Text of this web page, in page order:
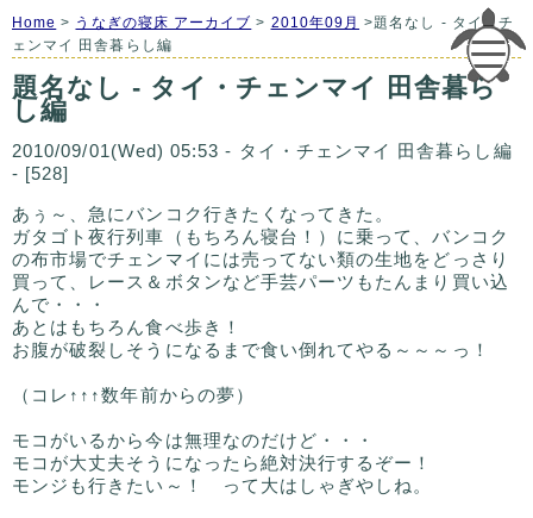
Home > うなぎの寝床 アーカイブ > 2010年09月 >題名なし - タイ・チ
ェンマイ 田舎暮らし編
題名なし - タイ・チェンマイ 田舎暮ら
し編
2010/09/01(Wed) 05:53 - タイ・チェンマイ 田舎暮らし編
- [528]
あぅ～、急にバンコク行きたくなってきた。
ガタゴト夜行列車（もちろん寝台！）に乗って、バンコク
の布市場でチェンマイには売ってない類の生地をどっさり
買って、レース＆ボタンなど手芸パーツもたんまり買い込
んで・・・
あとはもちろん食べ歩き！
お腹が破裂しそうになるまで食い倒れてやる～～～っ！
（コレ↑↑↑数年前からの夢）
モコがいるから今は無理なのだけど・・・
モコが大丈夫そうになったら絶対決行するぞー！
モンジも行きたい～！ って大はしゃぎやしね。